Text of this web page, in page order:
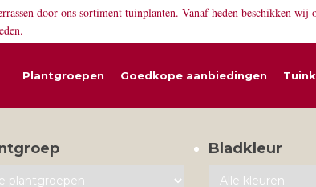
door ons sortiment tuinplanten. Vanaf heden beschikken wij
Plantgroepen Goedkope aanbiedingen
Bladkleur